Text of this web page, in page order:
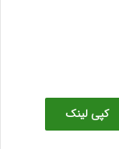
کپی لینک